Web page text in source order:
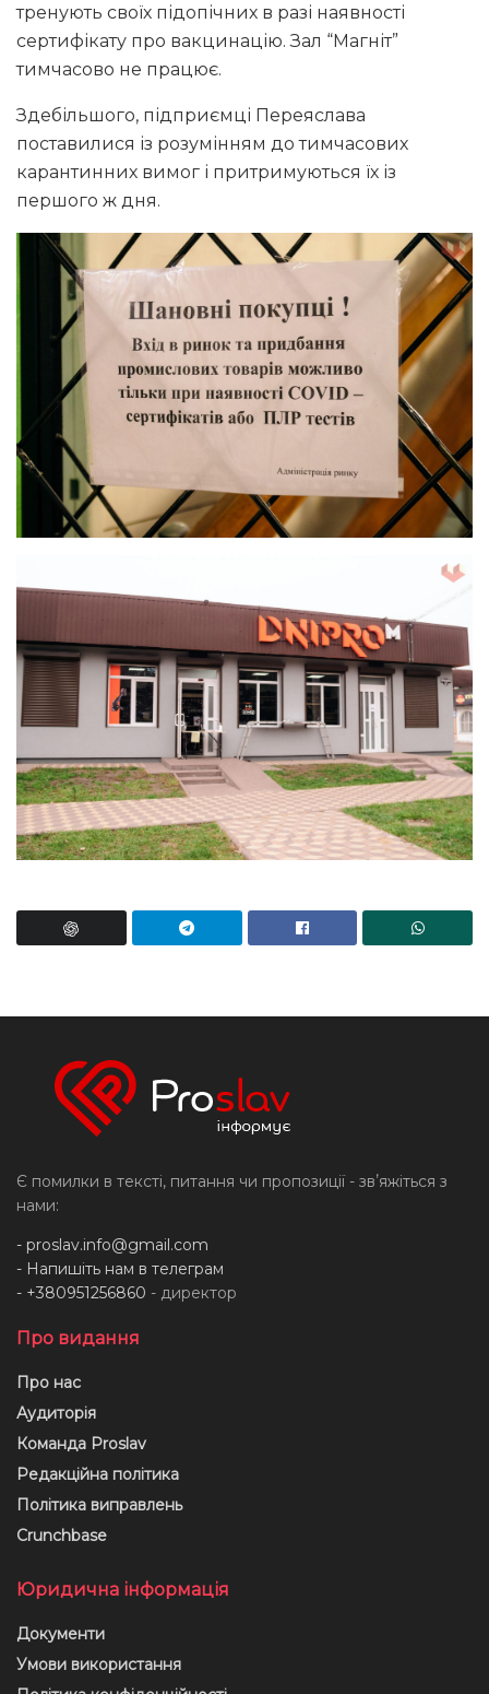
тренують своїх підопічних в разі наявності
сертифікату про вакцинацію. Зал “Магніт”
тимчасово не працює.
Здебільшого, підприємці Переяслава
поставилися із розумінням до тимчасових
карантинних вимог і притримуються їх із
першого ж дня.
Є помилки в тексті, питання чи пропозиції - звʼяжіться з
нами:
- proslav.info@gmail.com
- Напишіть нам в телеграм
- +380951256860 - директор
Про видання
Про нас
Аудиторія
Команда Proslav
Редакційна політика
Політика виправлень
Crunchbase
Юридична інформація
Документи
Умови використання